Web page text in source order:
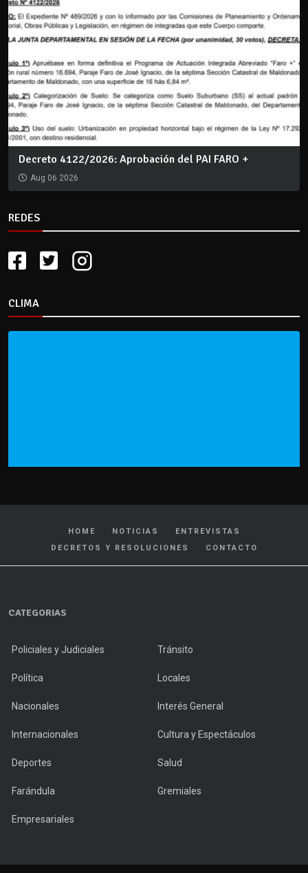
Decreto 4122/2026: Aprobación del PAI FARO +
Aug 06 2026
REDES
CLIMA
HOME NOTICIAS
ENTREVISTAS
DECRETOS Y RESOLUCIONES
CONTACTO
CATEGORIAS
Policiales y Judiciales Tránsito
Política Locales
Nacionales Interés General
Internacionales Cultura y Espectáculos
Deportes Salud
Farándula Gremiales
Empresariales